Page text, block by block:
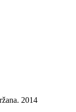
2014